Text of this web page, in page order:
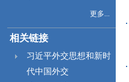
更多...
相关链接
习近平外交思想和新时
代中国外交